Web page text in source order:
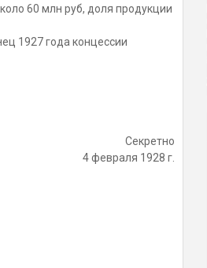
60 млн руб, доля продукции
1927 года концессии
Секретно
4 февраля 1928 г.